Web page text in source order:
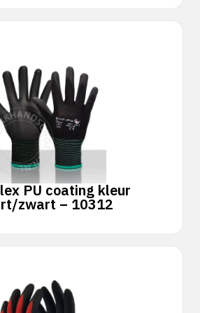
PU coating kleur
zwart – 10312